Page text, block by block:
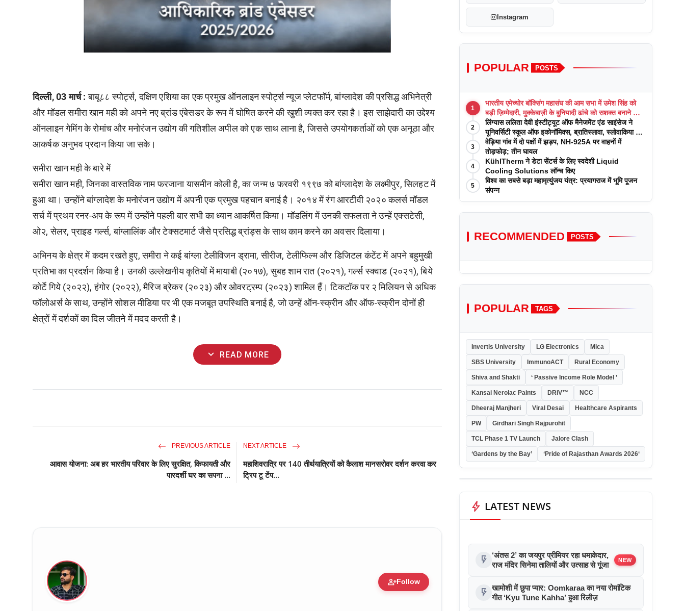
दिल्ली, 03 मार्च : बाबू८८ स्पोर्ट्स,दक्षिण एशिया का एक प्रमुख ऑनलाइन स्पोर्ट्स न्यूज प्लेटफॉर्म,बांग्लादेश की प्रसिद्ध अभिनेत्री
और मॉडल समीरा खान मही को अपने नए ब्रांड एंबेसडर के रूप में घोषित करने की खुशी व्यक्त कर रहा है। इस साझेदारी का उद्देश्य
ऑनलाइन गेमिंग के रोमांच और मनोरंजन उद्योग की गतिशील अपील को एक साथ लाना है,जिससे उपयोगकर्ताओं को एक अनूठा और
आकर्षक अनुभव प्रदान किया जा सके।
समीरा खान मही के बारे में
समीरा खान मही,जिनका वास्तविक नाम फरजाना यासमीन कोली है,का जन्म ७ फरवरी १९९७ को बांग्लादेश के लक्ष्मीपुर,सिलहट में
हुआ था। उन्होंने बांग्लादेश के मनोरंजन उद्योग में अपनी एक प्रमुख पहचान बनाई है। २०१४ में रंग आरटीवी २०२० कलर्स मॉडल
सर्च में प्रथम रनर-अप के रूप में उन्होंने पहली बार सभी का ध्यान आकर्षित किया। मॉडलिंग में उनकी सफलता ने उन्हें एक्सटेसी,
ओ२,सेलर,प्राइड गर्ल्स,बांग्लालिंक और टेक्सटमार्ट जैसे प्रसिद्ध ब्रांड्स के साथ काम करने का अवसर दिलाया।
अभिनय के क्षेत्र में कदम रखते हुए,समीरा ने कई बांग्ला टेलीविजन ड्रामा,सीरीज,टेलीफिल्म और डिजिटल कंटेंट में अपने बहुमुखी
प्रतिभा का प्रदर्शन किया है। उनकी उल्लेखनीय कृतियों में मायाबी(२०१७),सुबह शाम रात(२०२१),गर्ल्स स्क्वाड(२०२१),बिये
कोर्टे गिये(२०२२),हंगोर (२०२२),मैरिज ब्रेकर(२०२३) और ओवरट्रम्प (२०२३) शामिल हैं। टिकटॉक पर २ मिलियन से अधिक
फॉलोअर्स के साथ,उन्होंने सोशल मीडिया पर भी एक मजबूत उपस्थिति बनाई है,जो उन्हें ऑन-स्क्रीन और ऑफ-स्क्रीन दोनों ही
क्षेत्रों में दर्शकों का दिल जीतने में मदद करती है।
expand_more READ MORE
PREVIOUS ARTICLE
आवास योजना: अब हर भारतीय परिवार के लिए सुरक्षित, किफायती और
पारदर्शी घर का सपना ...
NEXT ARTICLE
महाशिवरात्रि पर 140 तीर्थयात्रियों को कैलाश मानसरोवर दर्शन करवा कर
ट्रिप टू टेंप...
person_addFollow
Instagram
POPULAR POSTS
1
भारतीय एमेच्योर बॉक्सिंग महासंघ की आम सभा में उमेश सिंह को
बड़ी ज़िम्मेदारी, मुक्केबाज़ी के बुनियादी ढांचे को सशक्त बनाने का
वादा
2
लिंग्यास ललिता देवी इंस्टीट्यूट ऑफ मैनेजमेंट एंड साइंसेज ने
यूनिवर्सिटी स्कूल ऑफ इकोनॉमिक्स, ब्रातिस्लावा, स्लोवाकिया के
साथ अकादमिक पत्रिकाओं में प्रकाशन रणनीतियों पर एक
दिवसीय कार्यशाला का आयोजन किया
3
वेड़िया गांव में दो पक्षों में झड़प, NH-925A पर वाहनों में
तोड़फोड़; तीन घायल
4
KühlTherm ने डेटा सेंटर्स के लिए स्वदेशी Liquid
Cooling Solutions लॉन्च किए
5
विश्व का सबसे बड़ा महामृत्युंजय यंत्र: प्रयागराज में भूमि पूजन
संपन्न
RECOMMENDED POSTS
POPULAR TAGS
Invertis University LG Electronics Mica
SBS University ImmunoACT Rural Economy
Shiva and Shakti ‘ Passive Income Role Model ’
Kansai Nerolac Paints DRiV™ NCC
Dheeraj Manjheri Viral Desai Healthcare Aspirants
PW Girdhari Singh Rajpurohit
TCL Phase 1 TV Launch Jalore Clash
‘Gardens by the Bay’ ‘Pride of Rajasthan Awards 2026‘
bolt LATEST NEWS
flash_on
‘अंतस 2’ का जयपुर प्रीमियर रहा धमाकेदार,
राज मंदिर सिनेमा तालियों और उत्साह से गूंजा
NEW
flash_on खामोशी में छुपा प्यार: Oomkaraa का नया रोमांटिक
गीत ‘Kyu Tune Kahha’ हुआ रिलीज़